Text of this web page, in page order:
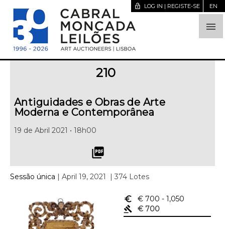

lock_open LOG IN | REGISTE-SE EN
210
Antiguidades e Obras de Arte
Moderna e Contemporânea
19 de Abril 2021 • 18h00
picture_as_pdf
Sessão única | April 19, 2021 | 374 Lotes
euro_symbol € 700 - 1,050
gavel
€ 700